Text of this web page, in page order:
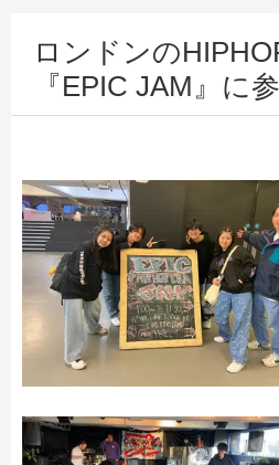
ロンドンの
『EPIC JAM』に